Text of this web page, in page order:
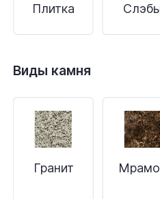
Плитка
Виды камня
Гранит